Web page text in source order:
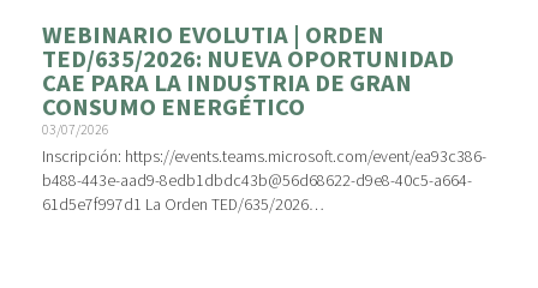
WEBINARIO EVOLUTIA | ORDEN
TED/635/2026: NUEVA OPORTUNIDAD
CAE PARA LA INDUSTRIA DE GRAN
CONSUMO ENERGÉTICO
03/07/2026
Inscripción: https://events.teams.microsoft.com/event/ea93c386-
b488-443e-aad9-8edb1dbdc43b@56d68622-d9e8-40c5-a664-
61d5e7f997d1 La Orden TED/635/2026…